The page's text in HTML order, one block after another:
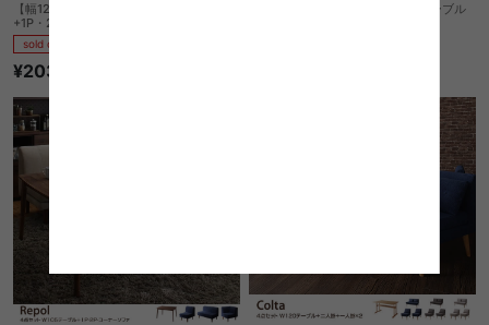
【幅120cm】Repol 5点セット テーブル
+1P・2P・コーナーソファ+ベンチ
sold out
¥203,710
【幅120cm】Repol 4点セット テーブル